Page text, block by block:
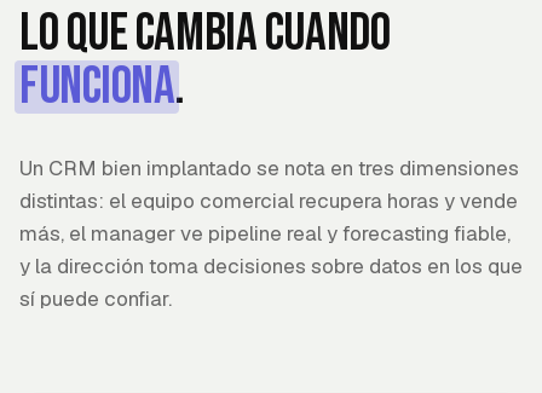
Lo que cambia cuando
funciona.
Un CRM bien implantado se nota en tres dimensiones
distintas: el equipo comercial recupera horas y vende
más, el manager ve pipeline real y forecasting fiable,
y la dirección toma decisiones sobre datos en los que
sí puede confiar.